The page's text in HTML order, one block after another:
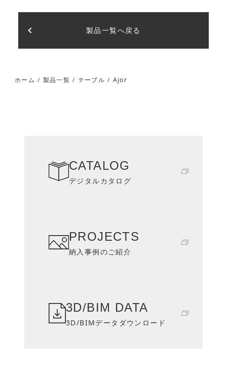
製品一覧へ戻る
ホーム / 製品一覧 / テーブル / Ajor
CATALOG
デジタルカタログ
PROJECTS
納入事例のご紹介
3D/BIM DATA
3D/BIMデータダウンロード